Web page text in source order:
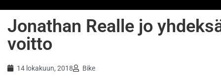
Jonathan Realle jo
voitto
14 lokakuun, 2018 Bike